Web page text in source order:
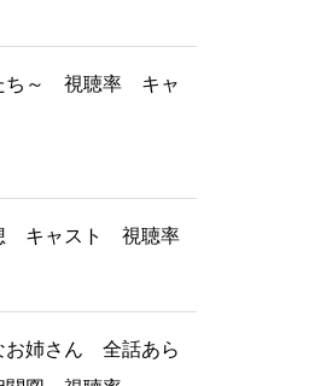
ち～ 視聴率 キャ
キャスト 視聴率
お姉さん 全話あら